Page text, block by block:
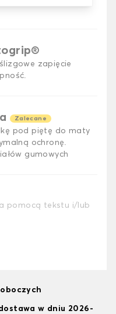
zapięcie
Zalecane
pod piętę do maty
ochronę.
gumowych
pomocą tekstu i/lub
w dniu 2026-